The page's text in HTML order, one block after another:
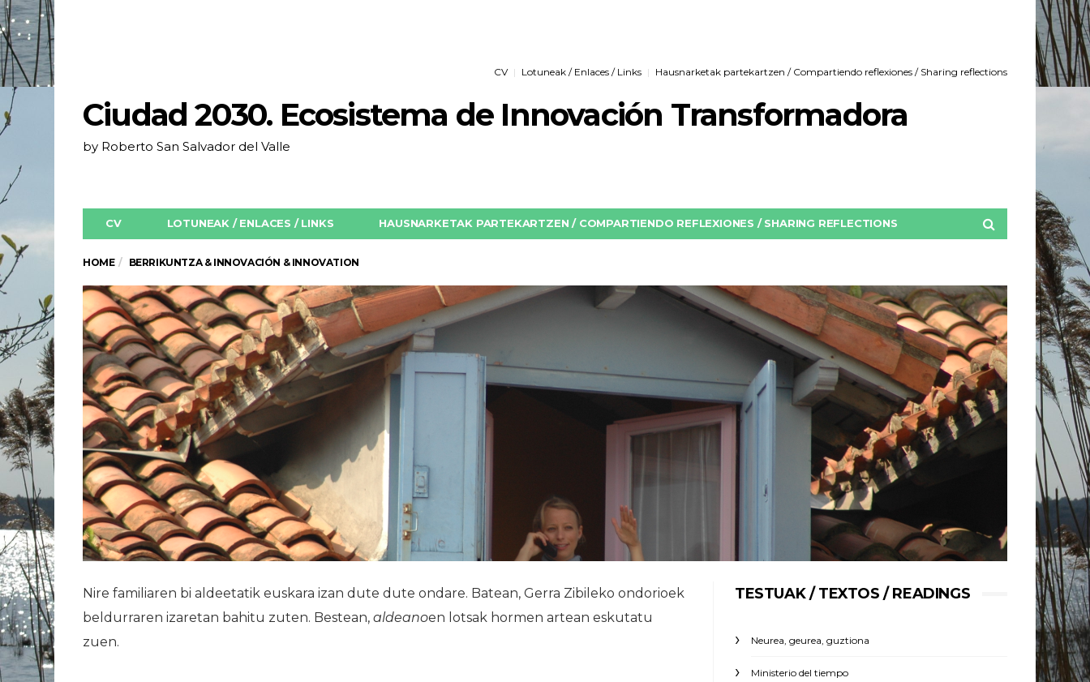
CV Lotuneak / Enlaces / Links Hausnarketak partekartzen / Compartiendo reflexiones / Sharing reflections
Ciudad 2030. Ecosistema de Innovación Transformadora
by Roberto San Salvador del Valle
CV LOTUNEAK / ENLACES / LINKS HAUSNARKETAK PARTEKARTZEN / COMPARTIENDO REFLEXIONES / SHARING REFLECTIONS
HOME BERRIKUNTZA & INNOVACIÓN & INNOVATION
Nire familiaren bi aldeetatik euskara izan dute dute ondare. Batean, Gerra Zibileko ondorioek
beldurraren izaretan bahitu zuten. Bestean, aldeanoen lotsak hormen artean eskutatu
zuen.
TESTUAK / TEXTOS / READINGS
Neurea, geurea, guztiona
Ministerio del tiempo